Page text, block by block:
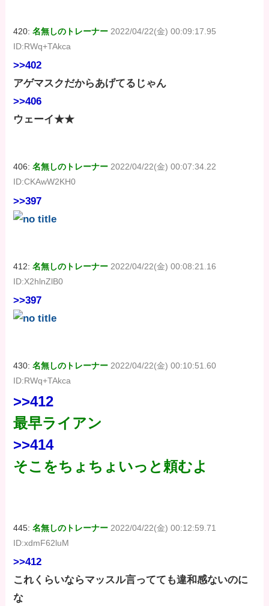
420:名無しのトレーナー 2022/04/22(金) 00:09:17.95
ID:RWq+TAkca
>>402
アゲマスクだからあげてるじゃん
>>406
ウェーイ★★
406:名無しのトレーナー 2022/04/22(金) 00:07:34.22
ID:CKAwW2KH0
>>397
412:名無しのトレーナー 2022/04/22(金) 00:08:21.16
ID:X2hlnZlB0
>>397
430:名無しのトレーナー 2022/04/22(金) 00:10:51.60
ID:RWq+TAkca
>>412
最早ライアン
>>414
そこをちょちょいっと頼むよ
445:名無しのトレーナー 2022/04/22(金) 00:12:59.71
ID:xdmF62luM
>>412
これくらいならマッスル言ってても違和感ないのに
な